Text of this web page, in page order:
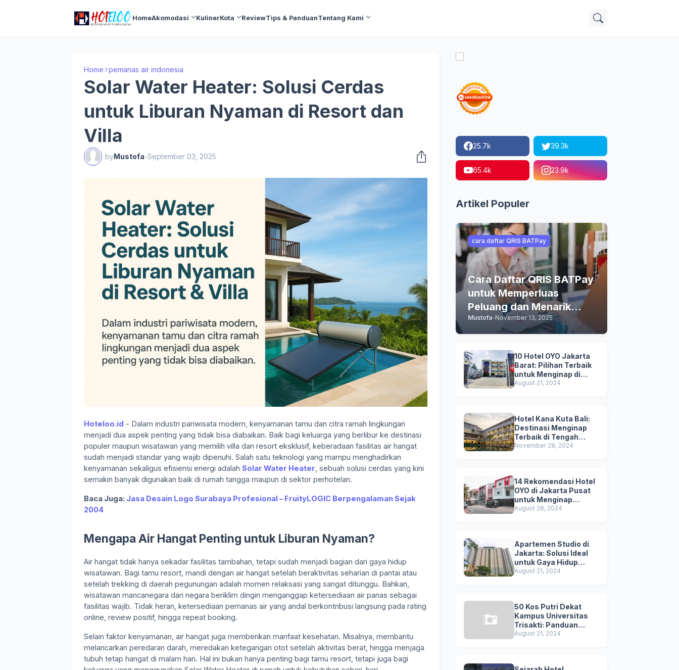
HomeAkomodasi KulinerKota ReviewTips & PanduanTentang Kami
Home pemanas air indonesia
Solar Water Heater: Solusi Cerdas
untuk Liburan Nyaman di Resort dan
Villa
byMustofa-September 03, 2025
Hoteloo.id - Dalam industri pariwisata modern, kenyamanan tamu dan citra ramah lingkungan
menjadi dua aspek penting yang tidak bisa diabaikan. Baik bagi keluarga yang berlibur ke destinasi
populer maupun wisatawan yang memilih villa dan resort eksklusif, keberadaan fasilitas air hangat
sudah menjadi standar yang wajib dipenuhi. Salah satu teknologi yang mampu menghadirkan
kenyamanan sekaligus efisiensi energi adalah Solar Water Heater, sebuah solusi cerdas yang kini
semakin banyak digunakan baik di rumah tangga maupun di sektor perhotelan.
Baca Juga: Jasa Desain Logo Surabaya Profesional – FruityLOGIC Berpengalaman Sejak
2004
Mengapa Air Hangat Penting untuk Liburan Nyaman?
Air hangat tidak hanya sekadar fasilitas tambahan, tetapi sudah menjadi bagian dari gaya hidup
wisatawan. Bagi tamu resort, mandi dengan air hangat setelah beraktivitas seharian di pantai atau
setelah trekking di daerah pegunungan adalah momen relaksasi yang sangat ditunggu. Bahkan,
wisatawan mancanegara dari negara beriklim dingin menganggap ketersediaan air panas sebagai
fasilitas wajib. Tidak heran, ketersediaan pemanas air yang andal berkontribusi langsung pada rating
online, review positif, hingga repeat booking.
Selain faktor kenyamanan, air hangat juga memberikan manfaat kesehatan. Misalnya, membantu
melancarkan peredaran darah, meredakan ketegangan otot setelah aktivitas berat, hingga menjaga
tubuh tetap hangat di malam hari. Hal ini bukan hanya penting bagi tamu resort, tetapi juga bagi
25.7k 39.3k
65.4k 23.9k
Artikel Populer
cara daftar QRIS BATPay
Cara Daftar QRIS BATPay
untuk Memperluas
Peluang dan Menarik
Lebih Banyak Pelanggan
Mustofa-November 13, 2025
10 Hotel OYO Jakarta
Barat: Pilihan Terbaik
untuk Menginap di
Jakarta
August 21, 2024
Hotel Kana Kuta Bali:
Destinasi Menginap
Terbaik di Tengah
Keramaian Hotel di Bali
November 28, 2024
14 Rekomendasi Hotel
OYO di Jakarta Pusat
untuk Menginap
Nyaman dan
August 28, 2024
Apartemen Studio di
Jakarta: Solusi Ideal
untuk Gaya Hidup
Dinamis
August 21, 2024
50 Kos Putri Dekat
Kampus Universitas
Trisakti: Panduan
Lengkap untuk
August 21, 2024